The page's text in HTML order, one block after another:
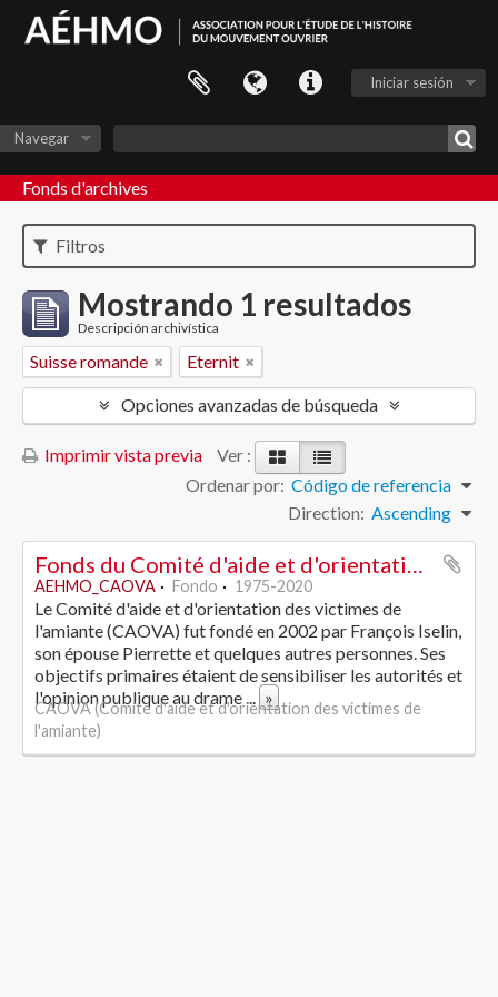
Iniciar sesión
Navegar
Fonds d'archives
Filtros
Mostrando 1 resultados
Descripción archivística
Suisse romande Eternit
Opciones avanzadas de búsqueda
Imprimir vista previa
Ver :
Ordenar por: Código de referencia
Direction: Ascending
Fonds du Comité d'aide et d'orientation des victimes de l'amiante
AEHMO_CAOVA Fondo 1975-2020
Le Comité d'aide et d'orientation des victimes de
l'amiante (CAOVA) fut fondé en 2002 par François Iselin,
son épouse Pierrette et quelques autres personnes. Ses
objectifs primaires étaient de sensibiliser les autorités et
l'opinion publique au drame... »
CAOVA (Comité d'aide et d'orientation des victimes de
l'amiante)